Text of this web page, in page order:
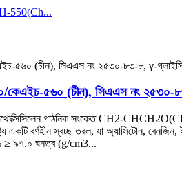
কেএইচ-৫৬০ (চীন), সিএএস নং ২৫৩০-
গাঠনিক সংকেত CH2-
বর্ণহীন স্বচ্ছ তরল, যা অ্যাসিটোন,
≥ ৯৭.০ ঘনত্ব (g/cm3...